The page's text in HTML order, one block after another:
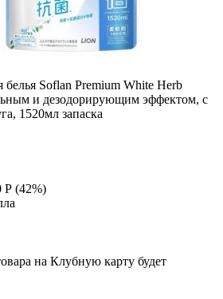
Soflan Premium White Herb
и дезодорирующим эффектом, с
1520мл запаска
Р (42%)
на Клубную карту будет